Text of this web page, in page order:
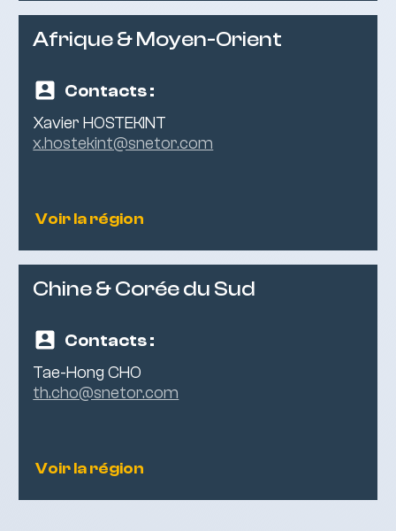
Afrique & Moyen-Orient
Contacts :
Xavier HOSTEKINT
x.hostekint@snetor.com
Voir la région
Chine & Corée du Sud
Contacts :
Tae-Hong CHO
th.cho@snetor.com
Voir la région